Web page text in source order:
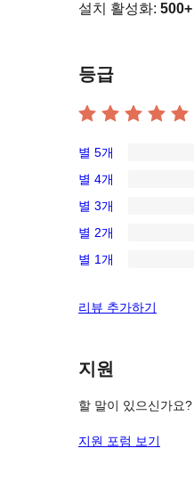
설치 활성화: 500+
등급
1/5-
별
점
후
기
별 5개
0/4-
별
점
후
별 4개
0/3-
별
점
기
별 3개
0/2-
별
후
별 2개
0/1-
점
기
별 1개
리뷰 추가하기
지원
할 말이 있으신가요
지원 포럼 보기